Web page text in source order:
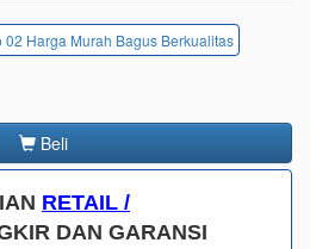
Beli
RETAIL /
DAN GARANSI